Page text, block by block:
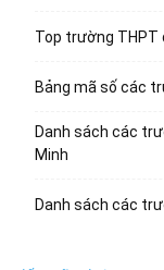
Top trường THPT
Bảng mã số các
Danh sách các
Minh
Danh sách các